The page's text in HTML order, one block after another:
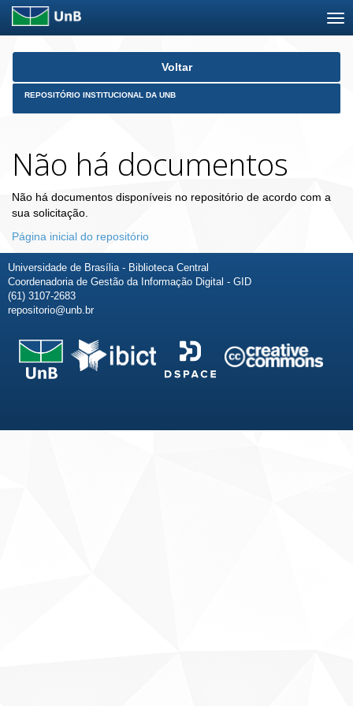
Skip
Voltar
REPOSITÓRIO INSTITUCIONAL DA UNB
Não há documentos
Não há documentos disponíveis no repositório de acordo com a
sua solicitação.
Página inicial do repositório
Universidade de Brasília - Biblioteca Central
Coordenadoria de Gestão da Informação Digital - GID
(61) 3107-2683
repositorio@unb.br